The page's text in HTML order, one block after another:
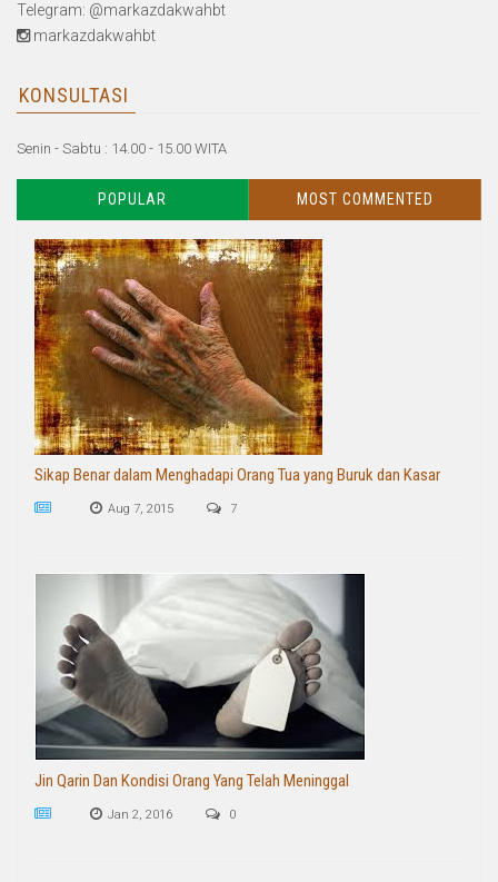
Telegram: @markazdakwahbt
markazdakwahbt
KONSULTASI
Senin - Sabtu : 14.00 - 15.00 WITA
POPULAR MOST COMMENTED
Sikap Benar dalam Menghadapi Orang Tua yang Buruk dan Kasar
Aug 7, 2015 7
Jin Qarin Dan Kondisi Orang Yang Telah Meninggal
Jan 2, 2016 0